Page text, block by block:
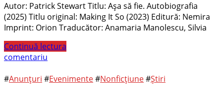
Autor: Patrick Stewart Titlu: Așa să fie. Autobiografia
(2025) Titlu original: Making It So (2023) Editură: Nemira
Imprint: Orion Traducător: Anamaria Manolescu, Silvia
Continuă lectura
comentariu
#Anunțuri #Evenimente#Nonficțiune#Știri